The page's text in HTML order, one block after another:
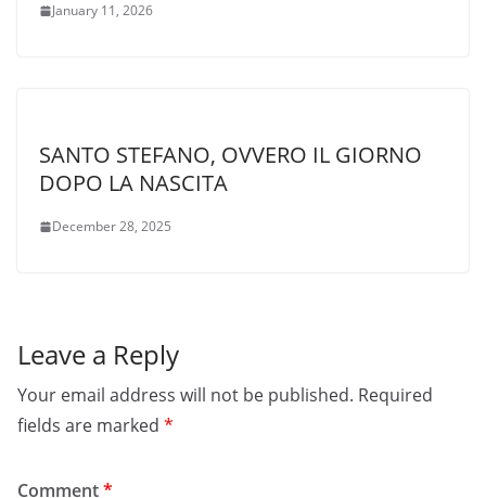
January 11, 2026
SANTO STEFANO, OVVERO IL GIORNO
DOPO LA NASCITA
December 28, 2025
Leave a Reply
Your email address will not be published. Required
fields are marked *
Comment*